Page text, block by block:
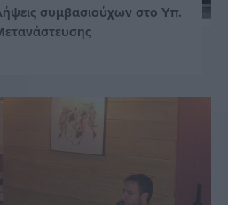
συμβασιούχων στο Υπ.